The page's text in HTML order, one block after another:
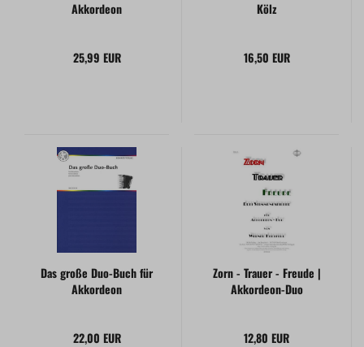
Akkordeon
25,99 EUR
Kölz
16,50 EUR
Das große Duo-Buch für
Akkordeon
22,00 EUR
Zorn - Trauer - Freude |
Akkordeon-Duo
12,80 EUR